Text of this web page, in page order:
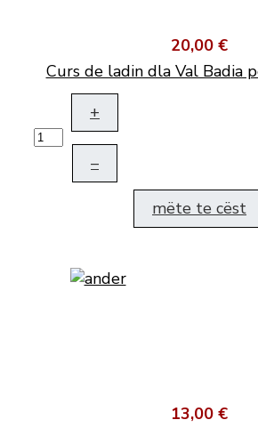
20,00 €
Curs de ladin dla Val Badia
+
–
mëte te cëst
13,00 €